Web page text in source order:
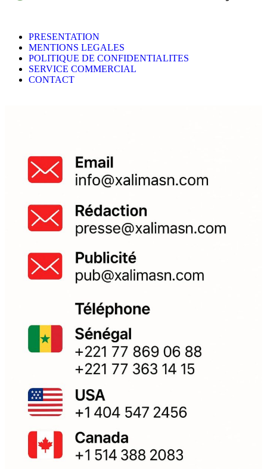
PRESENTATION
MENTIONS LEGALES
POLITIQUE DE CONFIDENTIALITES
SERVICE COMMERCIAL
CONTACT